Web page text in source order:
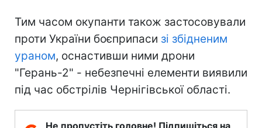
Тим часом окупанти також застосовували
проти України боєприпаси зі збідненим
ураном, оснастивши ними дрони
"Герань-2" - небезпечні елементи виявили
під час обстрілів Чернігівської області.